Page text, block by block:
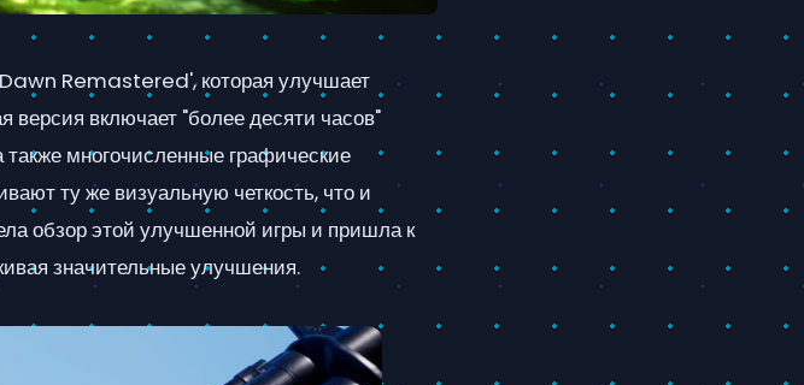
Remastered', которая улучшает
версия включает "более десяти часов"
также многочисленные графические
ту же визуальную четкость, что и
обзор этой улучшенной игры и пришла к
значительные улучшения.